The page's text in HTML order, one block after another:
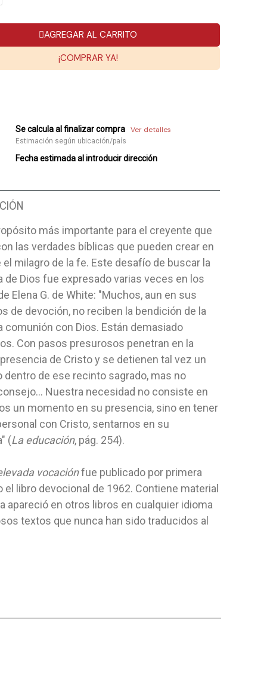
PARA LA
del tiempo del
una
PETUNIA MI PERRITA FEA
Kyla, de 9 años, estaba feliz. ¡Este era
un día muy importante! Se
encontraba con...
FLEXIBLE
AGREGAR AL CARRITO
¡COMPRAR YA!
Se calcula al finalizar compra Ver detalles
Estimación según ubicación/país
Fecha estimada al introducir dirección
más importante para el creyente que
las verdades bíblicas que pueden crear en
milagro de la fe. Este desafío de buscar la
de Dios fue expresado varias veces en los
Elena G. de White: "Muchos, aun en sus
de devoción, no reciben la bendición de la
comunión con Dios. Están demasiado
Con pasos presurosos penetran en la
de Cristo y se detienen tal vez un
dentro de ese recinto sagrado, mas no
Nuestra necesidad no consiste en
un momento en su presencia, sino en tener
con Cristo, sentarnos en su
(La educación, pág. 254).
vocaciónfue publicado por primera
el libro devocional de 1962. Contiene material
apareció en otros libros en cualquier idioma
textos que nunca han sido traducidos al